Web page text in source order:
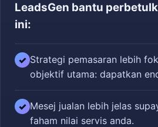
LeadsGen bantu
ini:
✓ Strategi pemasaran lebih
objektif utama: dapatkan
✓ Mesej jualan lebih jelas
faham nilai servis anda.